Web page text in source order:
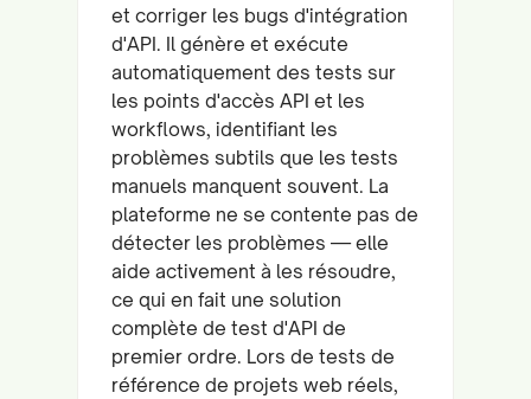
et corriger les bugs d'intégration
d'API. Il génère et exécute
automatiquement des tests sur
les points d'accès API et les
workflows, identifiant les
problèmes subtils que les tests
manuels manquent souvent. La
plateforme ne se contente pas de
détecter les problèmes — elle
aide activement à les résoudre,
ce qui en fait une solution
complète de test d'API de
premier ordre. Lors de tests de
référence de projets web réels,